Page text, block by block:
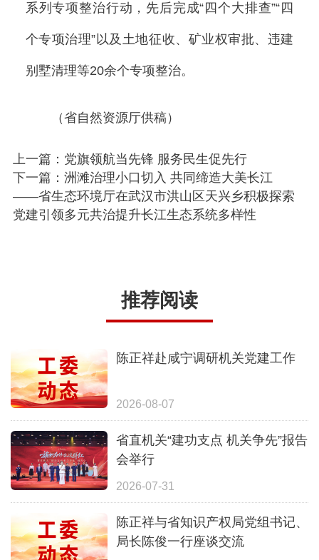
系列专项整治行动，先后完成“四个大排查”“四
个专项治理”以及土地征收、矿业权审批、违建
别墅清理等20余个专项整治。
（省自然资源厅供稿）
上一篇：党旗领航当先锋 服务民生促先行
下一篇：洲滩治理小口切入 共同缔造大美长江
——省生态环境厅在武汉市洪山区天兴乡积极探索
党建引领多元共治提升长江生态系统多样性
推荐阅读
陈正祥赴咸宁调研机关党建工作
2026-08-07
省直机关“建功支点 机关争先”报告
会举行
2026-07-31
陈正祥与省知识产权局党组书记、
局长陈俊一行座谈交流